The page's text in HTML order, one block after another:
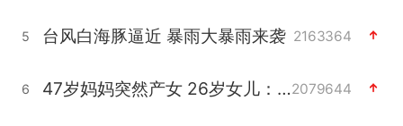
5 台风白海豚逼近 暴雨大暴雨来袭 2163364
6 47岁妈妈突然产女 26岁女儿：很震惊2079644